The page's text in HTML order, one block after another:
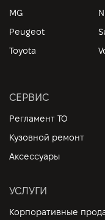
MG
Peugeot
Toyota
СЕРВИС
Регламент ТО
Кузовной ремонт
Аксессуары
УСЛУГИ
Корпоративные